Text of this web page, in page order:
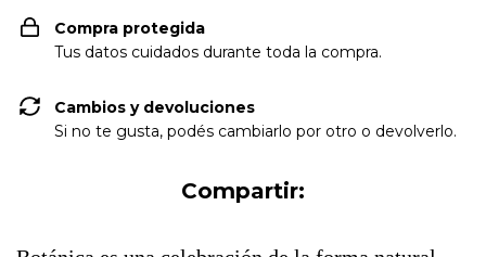
Compra protegida
Tus datos cuidados durante toda la compra.
Cambios y devoluciones
Si no te gusta, podés cambiarlo por otro o devolverlo.
Compartir: